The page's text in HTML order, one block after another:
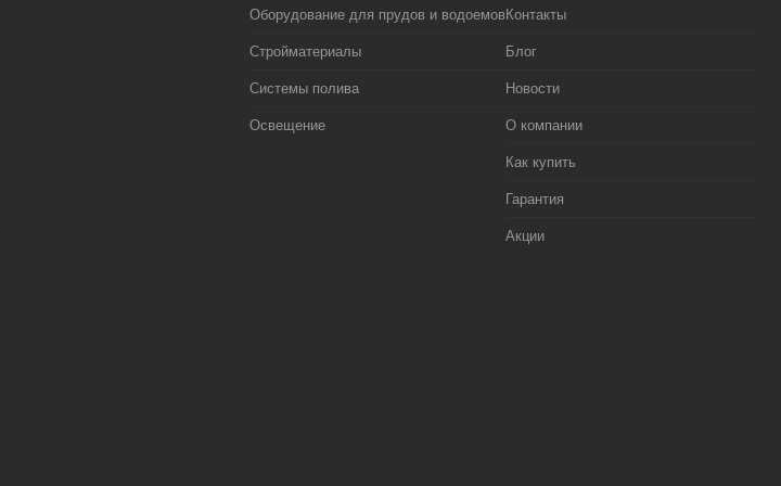
Оборудование для прудов и водоемов
Стройматериалы
Системы полива
Освещение
Контакты
Блог
Новости
О компании
Как купить
Гарантия
Акции